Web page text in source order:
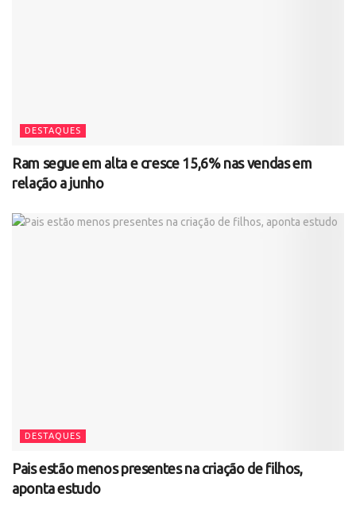
DESTAQUES
Ram segue em alta e cresce 15,6% nas vendas em
relação a junho
DESTAQUES
Pais estão menos presentes na criação de filhos,
aponta estudo